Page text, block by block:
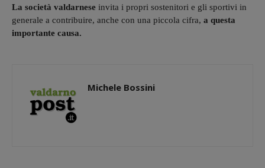
La società valdarnese invita i propri sostenitori e gli sportivi in
generale a contribuire, anche con una piccola cifra, a questa
importante causa.
Michele Bossini